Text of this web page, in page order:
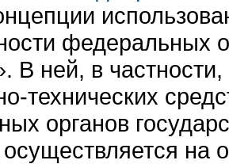
федеральных
В ней, в
технических
органов
на